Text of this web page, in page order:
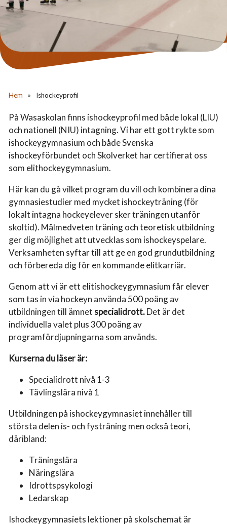
Hem » Ishockeyprofil
På Wasaskolan finns ishockeyprofil med både lokal (LIU)
och nationell (NIU) intagning. Vi har ett gott rykte som
ishockeygymnasium och både Svenska
ishockeyförbundet och Skolverket har certifierat oss
som elithockeygymnasium.
Här kan du gå vilket program du vill och kombinera dina
gymnasiestudier med mycket ishockeyträning (för
lokalt intagna hockeyelever sker träningen utanför
skoltid). Målmedveten träning och teoretisk utbildning
ger dig möjlighet att utvecklas som ishockeyspelare.
Verksamheten syftar till att ge en god grundutbildning
och förbereda dig för en kommande elitkarriär.
Genom att vi är ett elitishockeygymnasium får elever
som tas in via hockeyn använda 500 poäng av
utbildningen till ämnetspecialidrott.Det är det
individuella valet plus 300 poäng av
programfördjupningarna som används.
Kurserna du läser är:
Specialidrott nivå 1-3
Tävlingslära nivå 1
Utbildningen på ishockeygymnasiet innehåller till
största delen is- och fysträning men också teori,
däribland:
Träningslära
Näringslära
Idrottspsykologi
Ledarskap
Ishockeygymnasiets lektioner på skolschemat är